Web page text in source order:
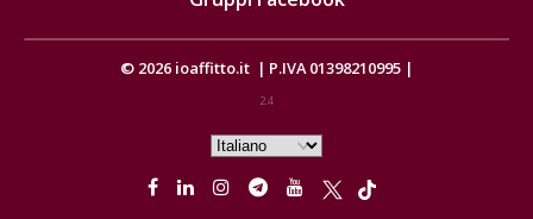
© 2026 ioaffitto.it | P.IVA 01398210995 |
2.4